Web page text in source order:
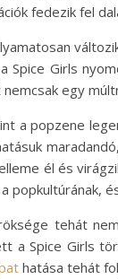
fedezik fel
Spice Girls
egy
a popzene
él és
popkultúrának,
tehát
a Spice Girls
hatása tehát